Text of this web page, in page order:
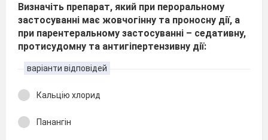
Визначіть препарат, який при пероральному
застосуванні має жовчогінну та проносну дії, а
при парентеральному застосуванні – седативну,
протисудомну та антигіпертензивну дії:
варіанти відповідей
Кальцію хлорид
Панангін